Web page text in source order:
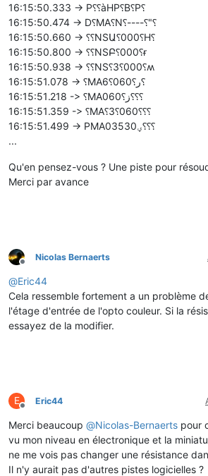
16:15:50.333 -> P⸮⸮àHP⸮B⸮P⸮
16:15:50.474 -> D⸮MA⸮N⸮----⸮"⸮
16:15:50.660 -> ⸮⸮NSԱ⸮000⸮H⸮
16:15:50.800 -> ⸮⸮NSԲ⸮000⸮ɍ
16:15:50.938 -> ⸮⸮NS⸮3⸮000⸮ʍ
16:15:51.078 -> ⸮MAر⸮060⸮6⸮
16:15:51.218 -> ⸮MAز⸮060⸮⸮⸮
16:15:51.359 -> ⸮MA⸮3⸮060⸮⸮⸮
16:15:51.499 -> PMAؠ03530⸮⸮⸮
...
Qu'en pensez-vous ? Une piste pour
Merci par avance
Offline
Nicolas Bernaerts
@Eric44
Cela ressemble fortement a un problème
l'étage d'entrée de l'opto couleur. Si la
essayez de la modifier.
E
Offline
Eric44
Merci beaucoup @Nicolas-Bernaerts pour
vu mon niveau en électronique et la
ne me vois pas changer une résistance
Il n'y aurait pas d'autres pistes logicielles ?